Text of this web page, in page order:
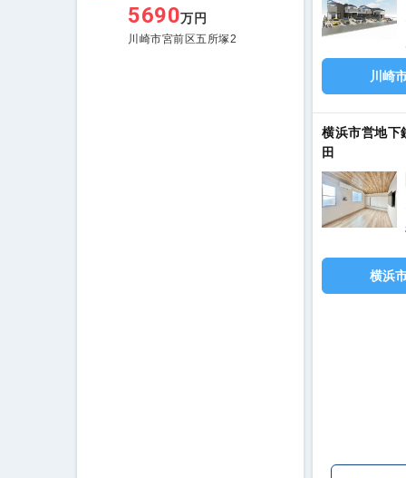
5690万円
川崎市宮前区五所塚2
川崎
横浜市営地下
田
横浜